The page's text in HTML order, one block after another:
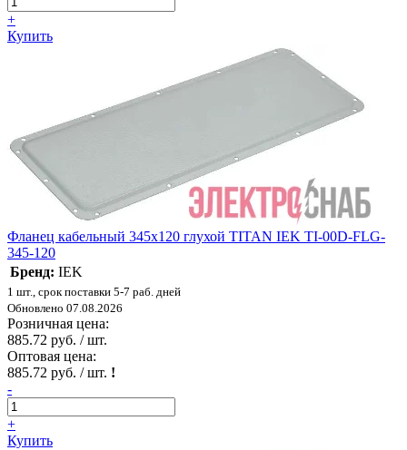
+
Купить
Фланец кабельный 345х120 глухой TITAN IEK TI-00D-FLG-
345-120
Бренд: IEK
1 шт., срок поставки 5-7 раб. дней
Обновлено 07.08.2026
Розничная цена:
885.72 руб. / шт.
Оптовая цена:
885.72 руб. / шт. !
-
+
Купить